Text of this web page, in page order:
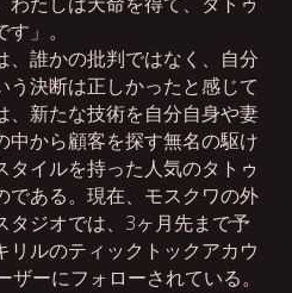
」。
、誰かの批判ではなく、自分
決断は正しかったと感じて
、新たな技術を自分自身や妻
中から顧客を探す無名の駆け
イルを持った人気のタトゥ
である。現在、モスクワの外
タジオでは、3ヶ月先まで予
ルのティックトックアカウ
ーにフォローされている。